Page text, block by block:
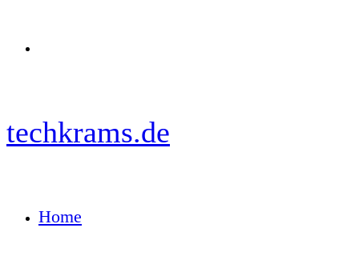
techkrams.de
Home